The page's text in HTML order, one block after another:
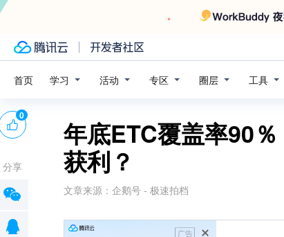
首页 学习 活动 专区 圈层 工具
年底ETC覆盖率90
获利？
文章来源： 企鹅号 - 极速拍档
广告
0
分享